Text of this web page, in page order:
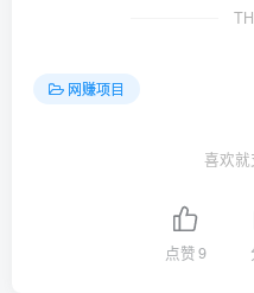
网赚项目
喜欢
点赞9